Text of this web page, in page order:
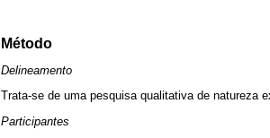
Método
Delineamento
Trata-se de uma pesquisa qualitativa de natureza
Participantes